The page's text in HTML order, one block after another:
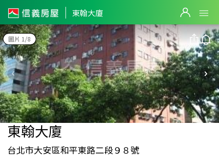
東翰大廈
圖片 1/8
東翰大廈
台北市大安區和平東路二段９８號